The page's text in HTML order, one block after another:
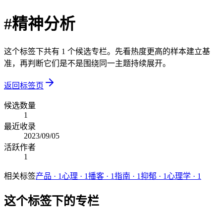
#精神分析
这个标签下共有 1 个候选专栏。先看热度更高的样本建立基
准，再判断它们是不是围绕同一主题持续展开。
返回标签页
候选数量
1
最近收录
2023/09/05
活跃作者
1
相关标签产品 · 1心理 · 1播客 · 1指南 · 1抑郁 · 1心理学 · 1
这个标签下的专栏